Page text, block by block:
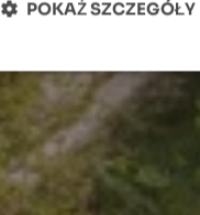
POKAŻ SZCZEGÓŁY